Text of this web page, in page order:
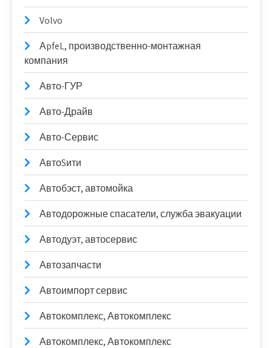
Volvo
АpfeL, производственно-монтажная
компания
Авто-ГУР
Авто-Драйв
Авто-Сервис
АвтоSити
Автобэст, автомойка
Автодорожные спасатели, служба эвакуации
Автодуэт, автосервис
Автозапчасти
Автоимпорт сервис
Автокомплекс, Автокомплекс
Автокомплекс, Автокомплекс